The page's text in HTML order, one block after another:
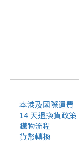
本港及國際運費
14 天退換貨政策
購物流程
貨幣轉換